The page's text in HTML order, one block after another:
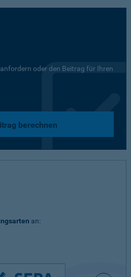
oder den Beitrag für Ihren
berechnen
an: